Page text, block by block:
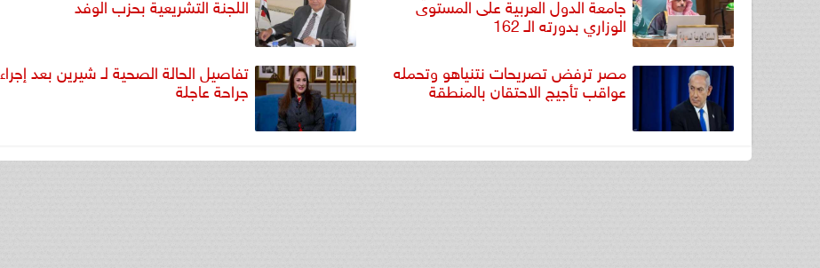
الوزاري بدورته الـ 162
مصر ترفض تصريحات نتنياهو وتحمله
عواقب تأجيج الاحتقان بالمنطقة
تفاصيل الحالة الصحية لـ شيرين بعد إجراء
جراحة عاجلة